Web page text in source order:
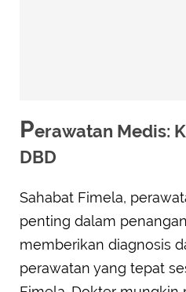
Perawatan Medis:
DBD
Sahabat Fimela,
penting dalam
memberikan diagnosis
perawatan yang tepat